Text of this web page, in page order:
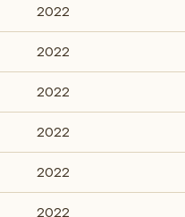
2022
2022
2022
2022
2022
2022